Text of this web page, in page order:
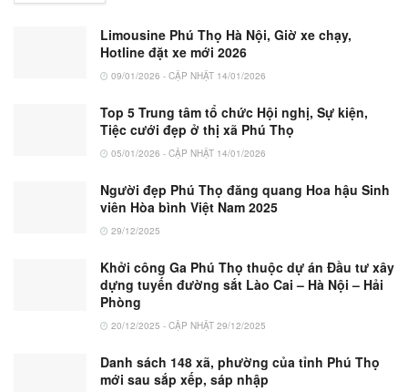
Limousine Phú Thọ Hà Nội, Giờ xe chạy,
Hotline đặt xe mới 2026
09/01/2026 - CẬP NHẬT 14/01/2026
Top 5 Trung tâm tổ chức Hội nghị, Sự kiện,
Tiệc cưới đẹp ở thị xã Phú Thọ
05/01/2026 - CẬP NHẬT 14/01/2026
Người đẹp Phú Thọ đăng quang Hoa hậu Sinh
viên Hòa bình Việt Nam 2025
29/12/2025
Khởi công Ga Phú Thọ thuộc dự án Đầu tư xây
dựng tuyến đường sắt Lào Cai – Hà Nội – Hải
Phòng
20/12/2025 - CẬP NHẬT 29/12/2025
Danh sách 148 xã, phường của tỉnh Phú Thọ
mới sau sắp xếp, sáp nhập